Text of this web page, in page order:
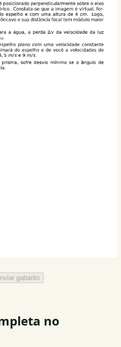
gabarito
no